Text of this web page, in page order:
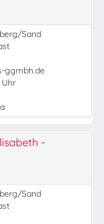
Sand
ggmbh.de
Uhr
-
Sand